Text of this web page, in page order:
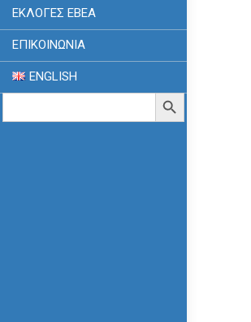
ΕΚΛΟΓΈΣ ΕΒΕΑ
ΕΠΙΚΟΙΝΩΝΙΑ
ENGLISH
Search
Search Button